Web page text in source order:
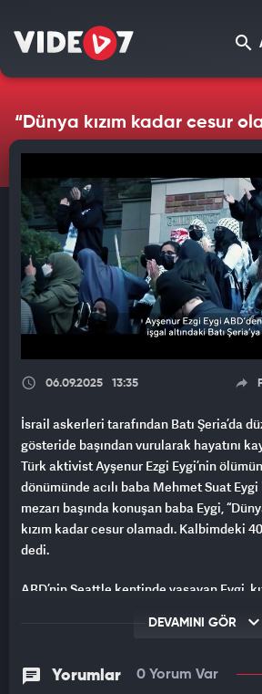
“Dünya kızım kadar cesur
06.09.2025 13:35
İsrail askerleri tarafından Batı Şeria’da
gösteride başından vurularak hayatını
Türk aktivist Ayşenur Ezgi Eygi’nin
dönümünde acılı baba Mehmet Suat Eygi
mezarı başında konuşan baba Eygi,
kızım kadar cesur olamadı. Kalbimdeki
dedi.
ABD’nin Seattle kentinde yaşayan Eygi,
söz konusu olduğunda hiçbir soruşturma
destek olan isimlerle sesimizi duyurmaya
DEVAMINI GÖR
Yorumlar 0 Yorum Var